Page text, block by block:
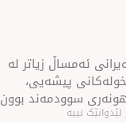
ئەمساڵ زیاتر له‌
پیشەیی،
سوودمه‌ند بوون
نییە